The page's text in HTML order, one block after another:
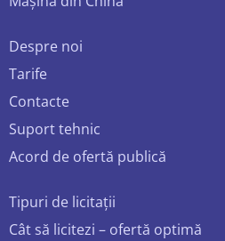
Despre noi
Tarife
Contacte
Suport tehnic
Acord de ofertă publică
Tipuri de licitații
Cât să licitezi – ofertă optimă